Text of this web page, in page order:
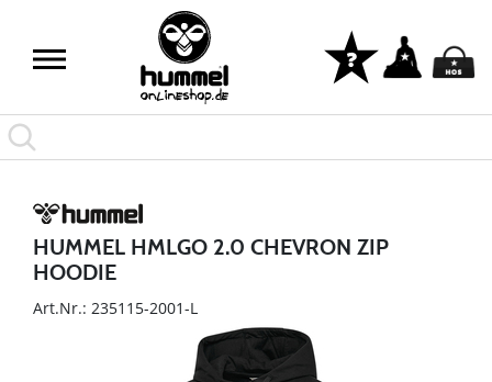
HUMMEL HMLGO 2.0 CHEVRON ZIP
HOODIE
Art.Nr.: 235115-2001-L